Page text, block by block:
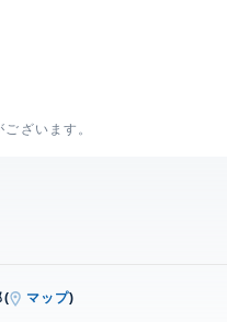
ざいます。
( マップ)